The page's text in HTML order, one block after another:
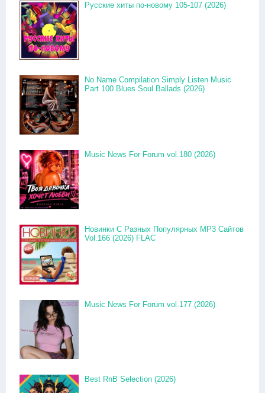
Русские хиты по-новому 105-107 (2026)
No Name Compilation Simply Listen Music
Part 100 Blues Soul Ballads (2026)
Music News For Forum vol.180 (2026)
Новинки С Разных Популярных MP3 Сайтов
Vol.166 (2026) FLAC
Music News For Forum vol.177 (2026)
Best RnB Selection (2026)